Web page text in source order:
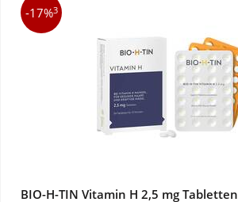
-17%3
BIO-H-TIN Vitamin H 2,5 mg Tabletten